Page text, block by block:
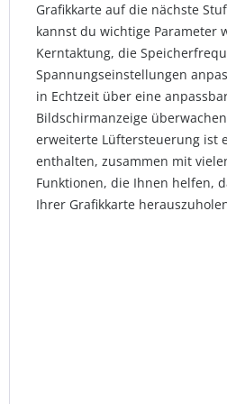
Grafikkarte auf die nächste
kannst du wichtige Parameter
Kerntaktung, die
Spannungseinstellungen
in Echtzeit über eine
Bildschirmanzeige
erweiterte Lüftersteuerung ist
enthalten, zusammen mit
Funktionen, die Ihnen helfen,
Ihrer Grafikkarte